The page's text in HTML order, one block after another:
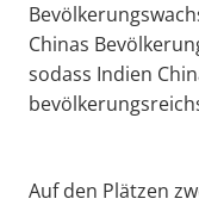
Chinas
sodass Indien
Auf den Plätzen